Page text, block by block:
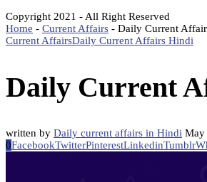
Copyright 2021 - All Right Reserved
Home - Current Affairs - Daily Current
Current AffairsDaily Current Affairs Hindi
Daily Current
written by Daily current affairs in Hindi May
0FacebookTwitterPinterestLinkedinTumblr